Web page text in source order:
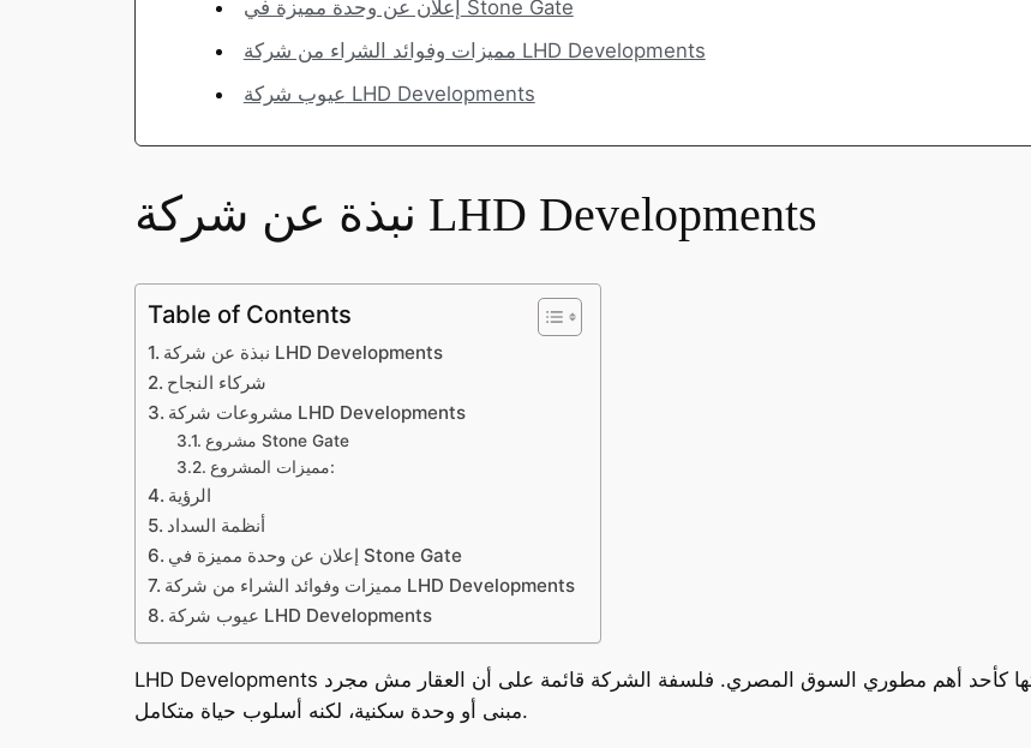
إعلان عن وحدة مميزة في Stone Gate
مميزات وفوائد الشراء من شركة LHD Developments
عيوب شركة LHD Developments
نبذة عن شركة LHD Developments
Table of Contents
نبذة عن شركة LHD Developments
شركاء النجاح
مشروعات شركة LHD Developments
مشروع Stone Gate
مميزات المشروع:
الرؤية
أنظمة السداد
إعلان عن وحدة مميزة في Stone Gate
مميزات وفوائد الشراء من شركة LHD Developments
عيوب شركة LHD Developments
LHD Developments على مدار أكثر من ربع قرن، استطاعت أن تثبت مكانتها كأحد أهم مطوري السوق المصري. فلسفة الشركة قائمة على أن العقار مش مجرد
مبنى أو وحدة سكنية، لكنه أسلوب حياة متكامل.